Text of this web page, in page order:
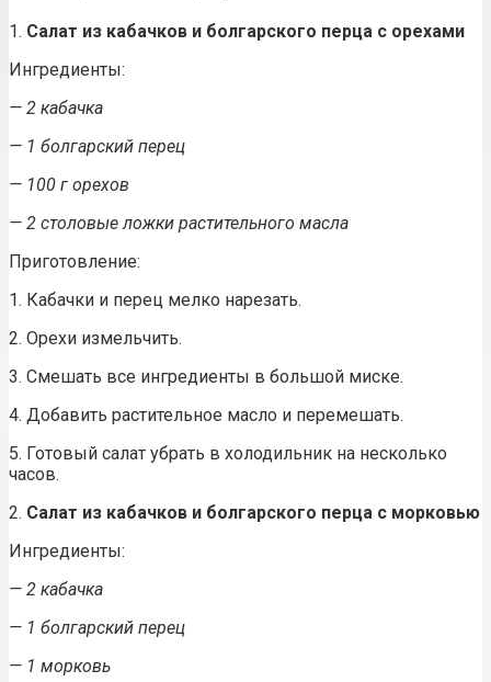
1. Салат из кабачков и болгарского перца с орехами
Ингредиенты:
— 2 кабачка
— 1 болгарский перец
— 100 г орехов
— 2 столовые ложки растительного масла
Приготовление:
1. Кабачки и перец мелко нарезать.
2. Орехи измельчить.
3. Смешать все ингредиенты в большой миске.
4. Добавить растительное масло и перемешать.
5. Готовый салат убрать в холодильник на несколько
часов.
2. Салат из кабачков и болгарского перца с морковью
Ингредиенты:
— 2 кабачка
— 1 болгарский перец
— 1 морковь